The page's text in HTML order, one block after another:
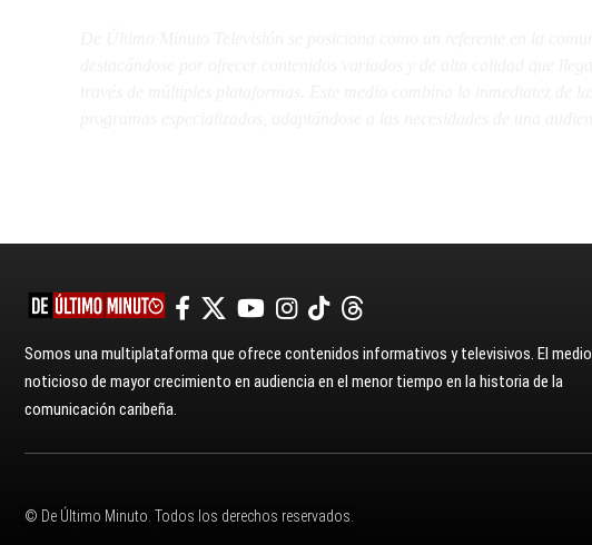
Somos una multiplataforma que ofrece contenidos informativos y televisivos. El medio
noticioso de mayor crecimiento en audiencia en el menor tiempo en la historia de la
comunicación caribeña.
© De Último Minuto. Todos los derechos reservados.